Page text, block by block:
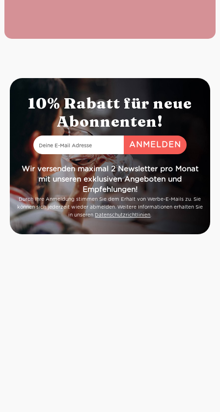
10% Rabatt für neue
Abonnenten!
Wir versenden maximal 2 Newsletter pro Monat
mit unseren exklusiven Angeboten und
Empfehlungen!
Durch Ihre Anmeldung stimmen Sie dem Erhalt von Werbe-E-Mails zu. Sie
können sich jederzeit wieder abmelden. Weitere Informationen erhalten Sie
in unseren Datenschutzrichtlinien